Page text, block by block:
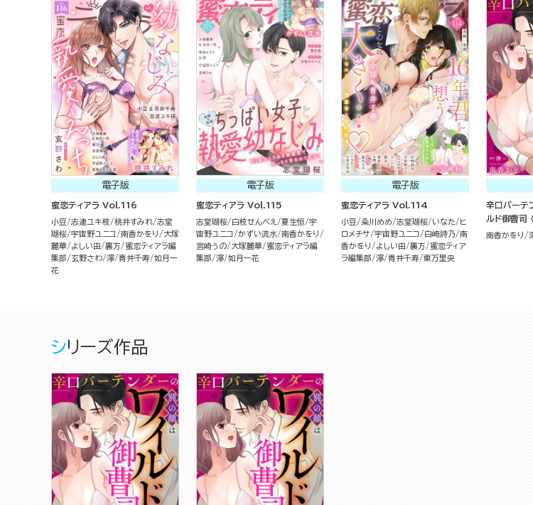
電子版
蜜恋ティアラ Vol.116
小豆 志連ユキ枝 桃井すみれ
志堂
瑚桜 宇宙野ユニコ 南香かをり
大塚
麗華
よしい由 裏方
蜜恋ティアラ編
集部
玄野さわ 濘 青井千寿 如月一
花
電子版
蜜恋ティアラ Vol.115
志堂瑚桜 白枝せんべえ 夏生恒
宇
宙野ユニコ
かずい流水
南香かをり
宮崎うの
大塚麗華
蜜恋ティアラ編
集部
濘 如月一花
電子版
蜜恋ティアラ Vol.114
小豆 粂川めめ 志堂瑚桜 いなた
ヒ
ロメチサ
宇宙野ユニコ 白崎詩乃
南
香かをり
よしい由 裏方
蜜恋ティア
ラ編集部
濘 青井千寿 東万里央
辛口バーテ
ルド御曹司
南香かをり
シリーズ作品